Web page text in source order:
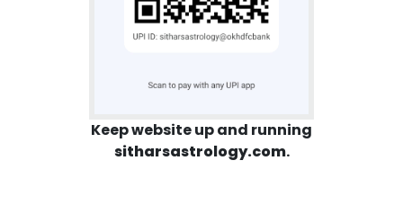
Keep website up and running
sitharsastrology.com.